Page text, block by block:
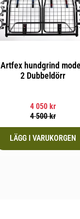
Artfex hundgrind modell
2 Dubbeldörr
4 050kr
4 500kr